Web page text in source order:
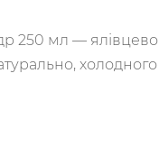
250 мл —